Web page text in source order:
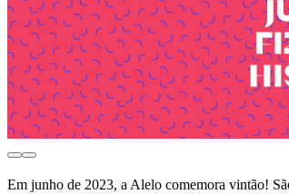
Em junho de 2023, a Alelo comemora vintão!